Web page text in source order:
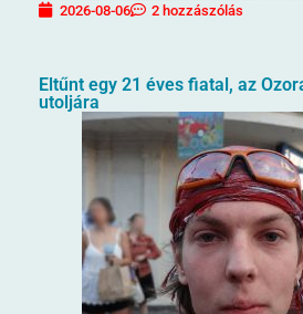
2026-08-06 2 hozzászólás
Eltűnt egy 21 éves fiatal, az
utoljára